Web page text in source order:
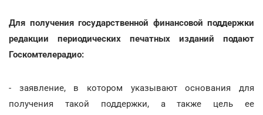
Для получения государственной финансовой поддержки
редакции периодических печатных изданий подают
Госкомтелерадио:
- заявление, в котором указывают основания для
получения такой поддержки, а также цель ее